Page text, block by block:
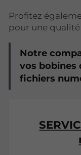
Profitez
pour une
Notre
vos bobines
fichiers